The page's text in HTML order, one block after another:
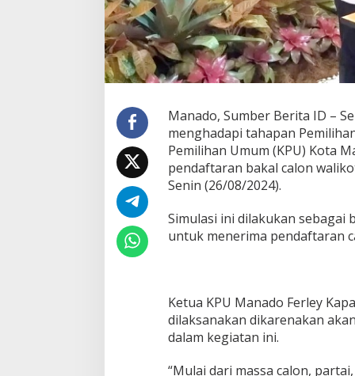
a
n
c
a
r
a
K
m
M
i
a
P
o
l
J
a
g
Manado, Sumber Berita ID –
menghadapi tahapan
Pemilihan Umum (KPU) Kota
pendaftaran bakal calon
Senin (26/08/2024).
Simulasi ini dilakukan sebagai
untuk menerima pendaftaran
Ketua KPU Manado Ferley
dilaksanakan dikarenakan
dalam kegiatan ini.
“Mulai dari massa calon,